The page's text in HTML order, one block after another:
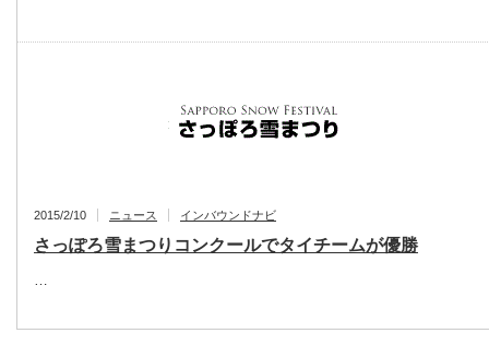
2015/2/10 ニュース インバウンドナビ
さっぽろ雪まつりコンクールでタイチームが優勝